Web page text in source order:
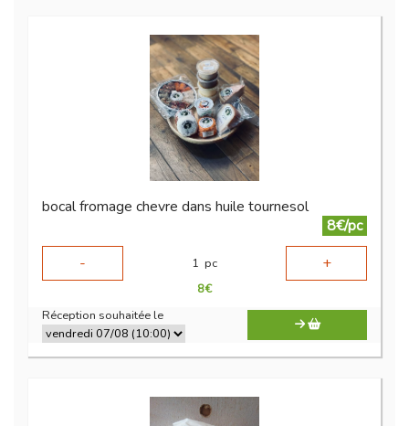
bocal fromage chevre dans huile tournesol
8€/pc
-
1 pc +
8€
Réception souhaitée le